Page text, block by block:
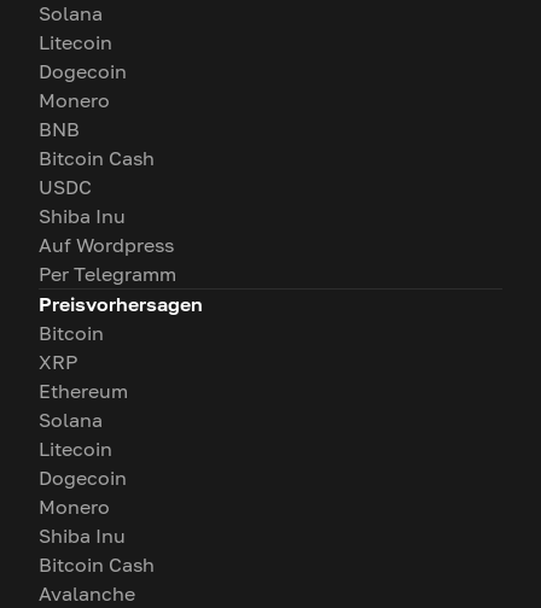
Solana
Litecoin
Dogecoin
Monero
BNB
Bitcoin Cash
USDC
Shiba Inu
Auf Wordpress
Per Telegramm
Preisvorhersagen
Bitcoin
XRP
Ethereum
Solana
Litecoin
Dogecoin
Monero
Shiba Inu
Bitcoin Cash
Avalanche